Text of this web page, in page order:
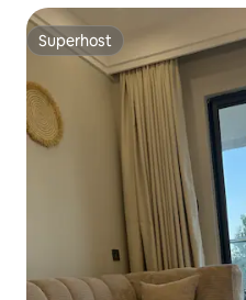
Superhost
Superhost